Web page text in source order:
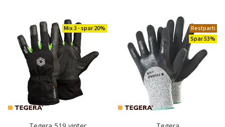
Mix 3 - spar 20%
Restparti
Spar 53%